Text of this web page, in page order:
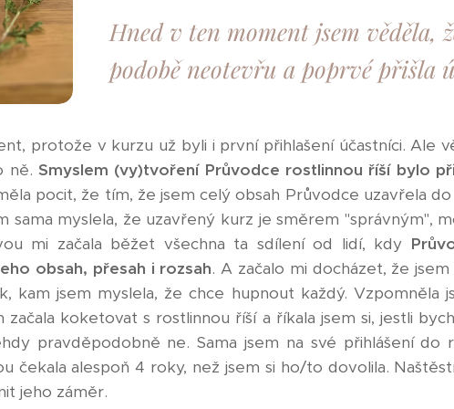
Hned v ten moment jsem věděla,
podobě neotevřu a poprvé přišla
protože v kurzu už byli i první přihlašení účastníci. Ale
ně. Smyslem (vy)tvoření Průvodce rostlinnou říší bylo
pocit, že tím, že jsem celý obsah Průvodce uzavřela
sama myslela, že uzavřený kurz je směrem "správným",
mi začala běžet všechna ta sdílení od lidí, kdy
obsah, přesah i rozsah. A začalo mi docházet, že jsem
kam jsem myslela, že chce hupnout každý. Vzpomněla
začala koketovat s rostlinnou říší a říkala jsem si, jestli
pravděpodobně ne. Sama jsem na své přihlášení do
čekala alespoň 4 roky, než jsem si ho/to dovolila.
jeho záměr.